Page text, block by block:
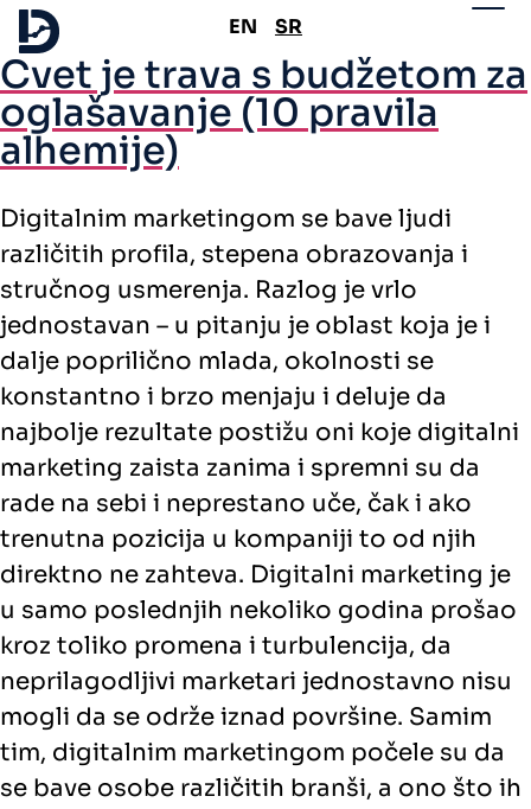
EN SR
Cvet je trava s budžetom za
oglašavanje (10 pravila
alhemije)
Digitalnim marketingom se bave ljudi
različitih profila, stepena obrazovanja i
stručnog usmerenja. Razlog je vrlo
jednostavan – u pitanju je oblast koja je i
dalje poprilično mlada, okolnosti se
konstantno i brzo menjaju i deluje da
najbolje rezultate postižu oni koje digitalni
marketing zaista zanima i spremni su da
rade na sebi i neprestano uče, čak i ako
trenutna pozicija u kompaniji to od njih
direktno ne zahteva. Digitalni marketing je
u samo poslednjih nekoliko godina prošao
kroz toliko promena i turbulencija, da
neprilagodljivi marketari jednostavno nisu
mogli da se održe iznad površine. Samim
tim, digitalnim marketingom počele su da
se bave osobe različitih branši, a ono što ih